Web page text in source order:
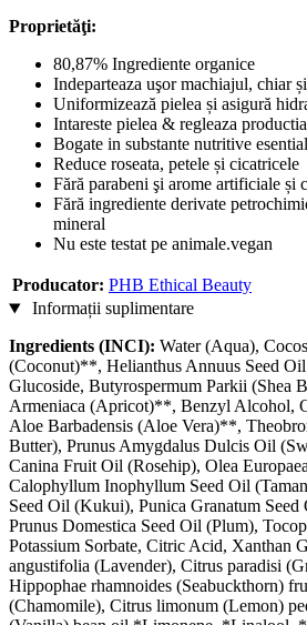
Proprietăţi:
80,87% Ingrediente organice
Indeparteaza uşor machiajul, chiar
Uniformizează pielea și asigură
Intareste pielea & regleaza
Bogate in substante nutritive
Reduce roseata, petele și cicatricele
Fără parabeni şi arome artificiale și
Fără ingrediente derivate
mineral
Nu este testat pe animale.vegan
Producator: PHB Ethical Beauty
Informații suplimentare
Ingredients (INCI): Water (Aqua),
(Coconut)**, Helianthus Annuus Seed
Glucoside, Butyrospermum Parkii (Shea
Armeniaca (Apricot)**, Benzyl Alcohol,
Aloe Barbadensis (Aloe Vera)**,
Butter), Prunus Amygdalus Dulcis Oil
Canina Fruit Oil (Rosehip), Olea
Calophyllum Inophyllum Seed Oil
Seed Oil (Kukui), Punica Granatum Seed
Prunus Domestica Seed Oil (Plum),
Potassium Sorbate, Citric Acid, Xanthan
angustifolia (Lavender), Citrus paradisi
Hippophae rhamnoides (Seabuckthorn)
(Chamomile), Citrus limonum (Lemon)